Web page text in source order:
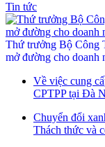
Tin tức
Thứ trưởng Bộ Công
mở đường cho doanh
Về việc cung
CPTPP tại Đà
Chuyển đổi
Thách thức và